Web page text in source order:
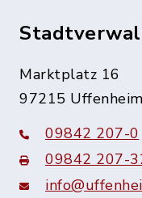
Marktplatz 16
97215 Uffenheim
09842 207-0
09842 207-